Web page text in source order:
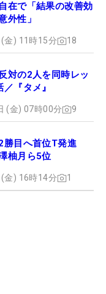
在で「結果の改善効
外性」
金) 11時15分 18
対の2人を同時レッ
『タメ』
(金) 07時00分 9
勝目へ首位T発進
柚月ら5位
金) 16時14分 1